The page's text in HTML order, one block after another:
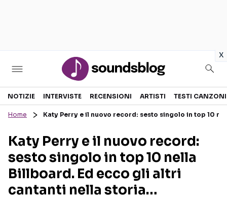
x
Sezioni
RECENSIONI MUSICALI
INTERVISTE
GOSSIP E CURIOSITÀ
TESTI CANZONI
TOUR ED EVENTI
TALENT SHOW
NOTIZIE INTERVISTE RECENSIONI ARTISTI TESTI CANZONI
Home Katy Perry e il nuovo record: sesto singolo in top 10
Katy Perry e il nuovo record:
sesto singolo in top 10 nella
Billboard. Ed ecco gli altri
cantanti nella storia…